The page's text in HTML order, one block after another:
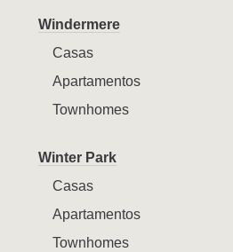
Windermere
Casas
Apartamentos
Townhomes
Winter Park
Casas
Apartamentos
Townhomes